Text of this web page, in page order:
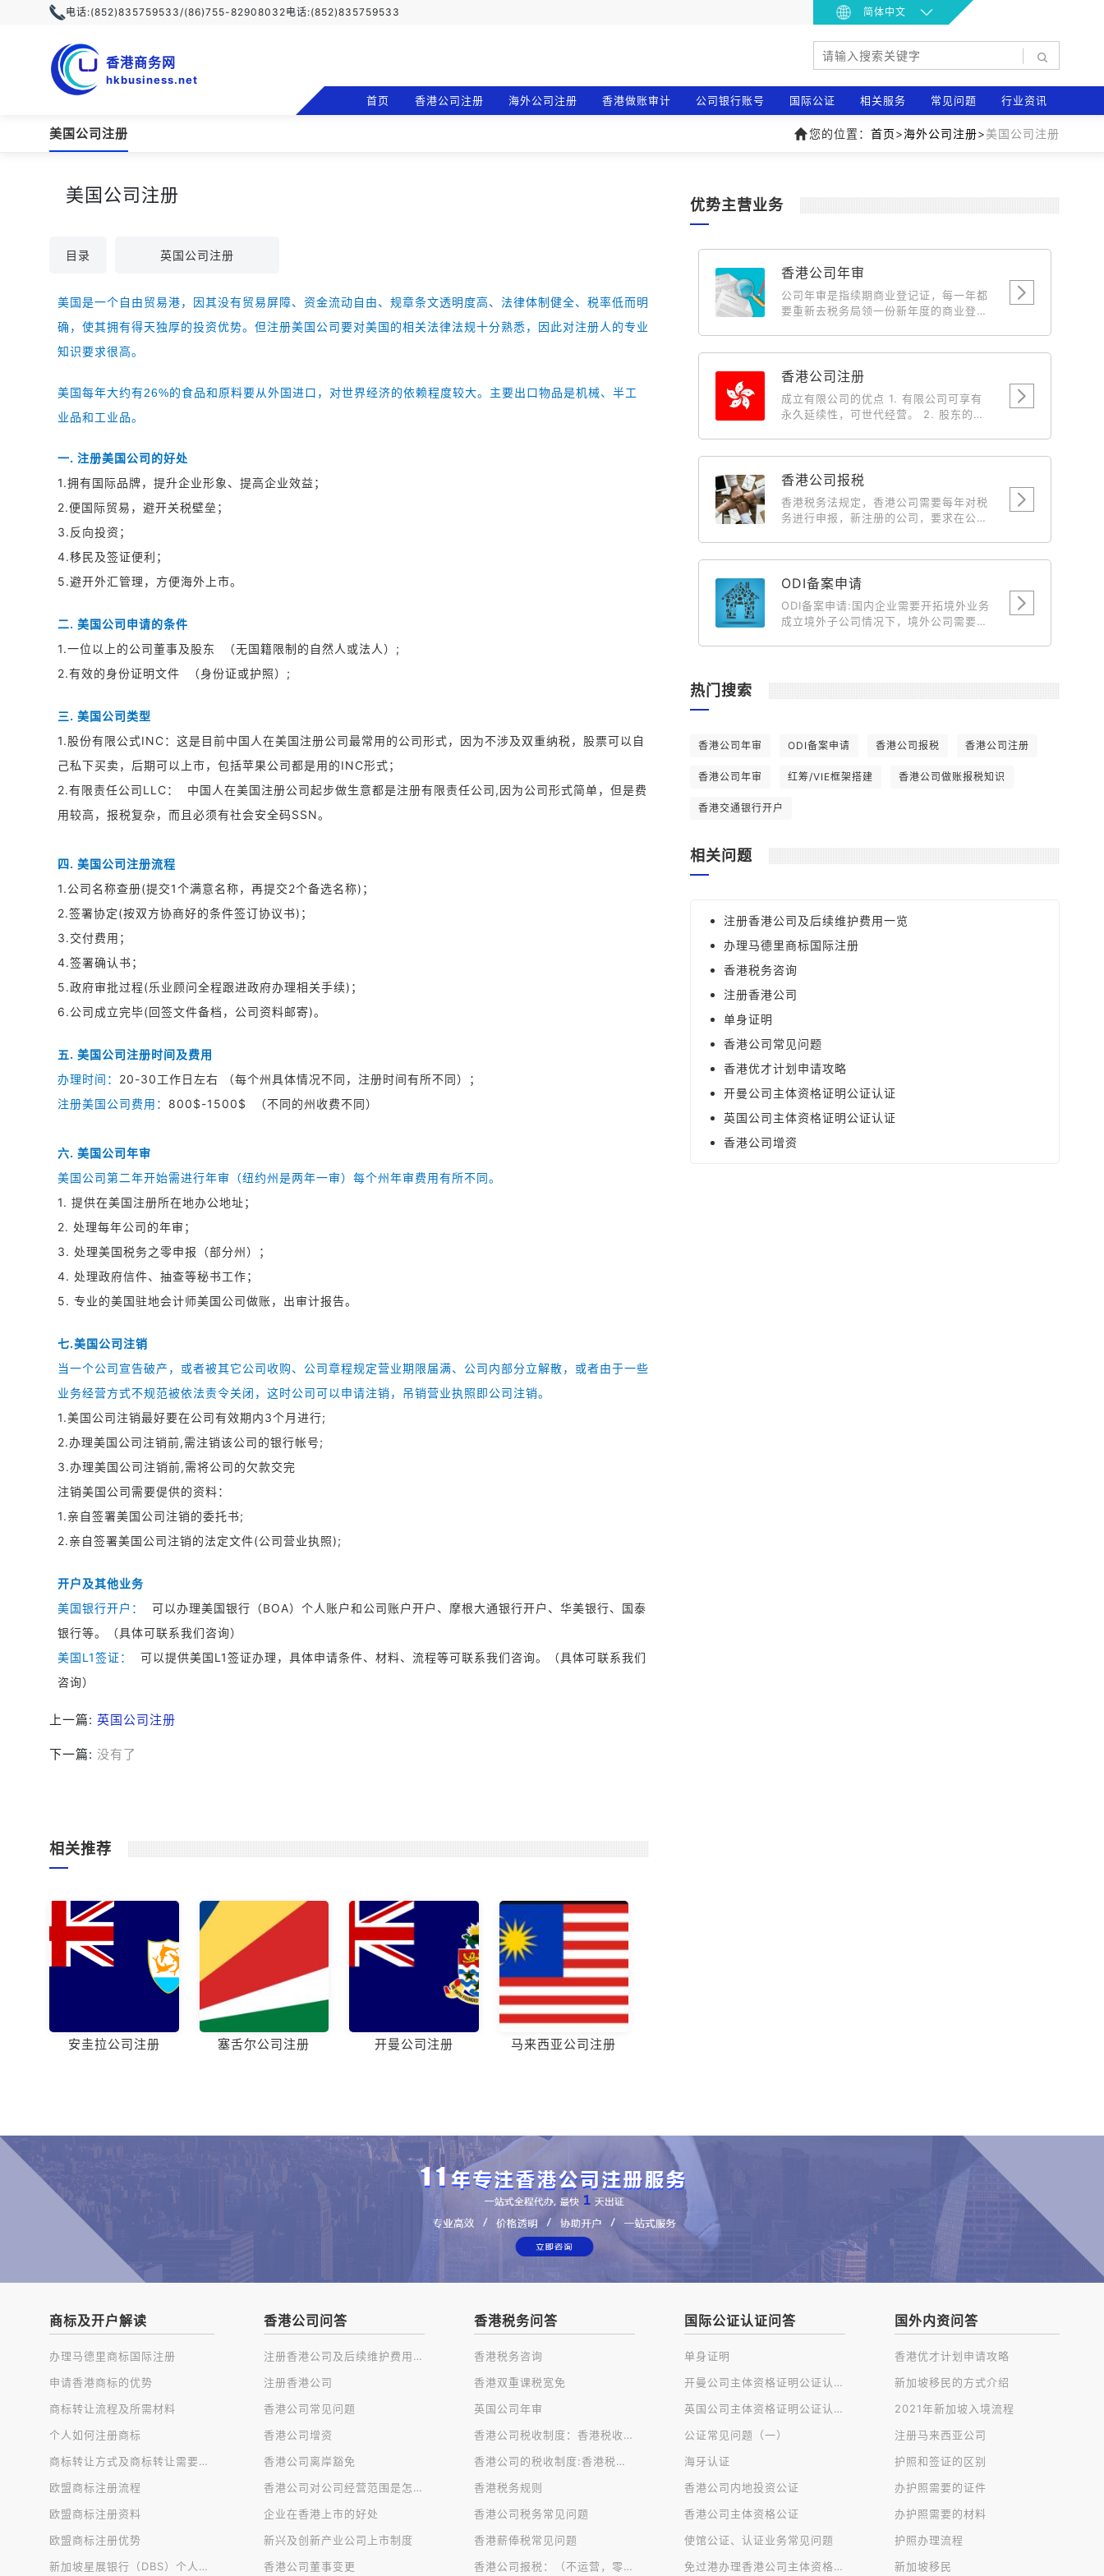
电话:(852)835759533/(86)755-82908032电话:(852)835759533 简体中文
香港商务网
hkbusiness.net
首页 香港公司注册 海外公司注册 香港做账审计 公司银行账号 国际公证 相关服务 常见问题 行业资讯
美国公司注册 您的位置： 首页>海外公司注册>美国公司注册
美国公司注册
目录 英国公司注册
美国是一个自由贸易港，因其没有贸易屏障、资金流动自由、规章条文透明度高、法律体制健全、税率低而明
确，使其拥有得天独厚的投资优势。但注册美国公司要对美国的相关法律法规十分熟悉，因此对注册人的专业
知识要求很高。
美国每年大约有26%的食品和原料要从外国进口，对世界经济的依赖程度较大。主要出口物品是机械、半工
业品和工业品。
一. 注册美国公司的好处
1.拥有国际品牌，提升企业形象、提高企业效益；
2.便国际贸易，避开关税壁垒；
3.反向投资；
4.移民及签证便利；
5.避开外汇管理，方便海外上市。
二. 美国公司申请的条件
1.一位以上的公司董事及股东 （无国籍限制的自然人或法人）;
2.有效的身份证明文件 （身份证或护照）;
三. 美国公司类型
1.股份有限公式INC：这是目前中国人在美国注册公司最常用的公司形式，因为不涉及双重纳税，股票可以自
己私下买卖，后期可以上市，包括苹果公司都是用的INC形式；
2.有限责任公司LLC： 中国人在美国注册公司起步做生意都是注册有限责任公司,因为公司形式简单，但是费
用较高，报税复杂，而且必须有社会安全码SSN。
四. 美国公司注册流程
1.公司名称查册(提交1个满意名称，再提交2个备选名称)；
2.签署协定(按双方协商好的条件签订协议书)；
3.交付费用；
4.签署确认书；
5.政府审批过程(乐业顾问全程跟进政府办理相关手续)；
6.公司成立完毕(回签文件备档，公司资料邮寄)。
五. 美国公司注册时间及费用
办理时间： 20-30工作日左右 （每个州具体情况不同，注册时间有所不同）；
注册美国公司费用： 800$-1500$ （不同的州收费不同）
六. 美国公司年审
美国公司第二年开始需进行年审（纽约州是两年一审）每个州年审费用有所不同。
1. 提供在美国注册所在地办公地址；
2. 处理每年公司的年审；
3. 处理美国税务之零申报（部分州）；
4. 处理政府信件、抽查等秘书工作；
5. 专业的美国驻地会计师美国公司做账，出审计报告。
七.美国公司注销
当一个公司宣告破产，或者被其它公司收购、公司章程规定营业期限届满、公司内部分立解散，或者由于一些
业务经营方式不规范被依法责令关闭，这时公司可以申请注销，吊销营业执照即公司注销。
1.美国公司注销最好要在公司有效期内3个月进行;
2.办理美国公司注销前,需注销该公司的银行帐号;
3.办理美国公司注销前,需将公司的欠款交完
注销美国公司需要偍供的资料：
1.亲自签署美国公司注销的委托书;
2.亲自签署美国公司注销的法定文件(公司营业执照);
开户及其他业务
美国银行开户： 可以办理美国银行（BOA）个人账户和公司账户开户、摩根大通银行开户、华美银行、国泰
银行等。（具体可联系我们咨询）
美国L1签证：
可以提供美国L1签证办理，具体申请条件、材料、流程等可联系我们咨询。（具体可联系我们
咨询）
上一篇: 英国公司注册
下一篇: 没有了
相关推荐
安圭拉公司注册 塞舌尔公司注册 开曼公司注册 马来西亚公司注册
优势主营业务
香港公司年审
公司年审是指续期商业登记证，每一年都
要重新去税务局领一份新年度的商业登记
香港公司注册
成立有限公司的优点 1. 有限公司可享有
永久延续性，可世代经营。 2. 股东的私
各股东(投资者)之权益，因此较容易集合
资金。 4. 成立有限公司后，中国、台湾
务签証将获优先考虑。 5. 有限公司的债
务有限，经营生意上的风险，一概不会牵
7. 以有限公司经营业务，可以给与客户、
供应商及银行良好印象，有助业务发展。
成立有限公司的税务优惠 1. 可全数扣除
董事 (东主) 及其配偶之薪金可作为支出
全球最低。 6. 可全数扣除支出如楼宇和
之折旧免税额。
香港公司报税
香港税务法规定，香港公司需要每年对税
务进行申报，新注册的公司，要求在公司
港公司每年需要申报一次税务情况。
ODI备案申请
ODI备案申请:国内企业需要开拓境外业务
成立境外子公司情况下，境外公司需要国
委发起申请对这笔资金的汇出做合规合法
化说明。
热门搜索
香港公司年审 ODI备案申请 香港公司报税 香港公司注册
香港公司年审 红筹/VIE框架搭建 香港公司做账报税知识
香港交通银行开户
相关问题
注册香港公司及后续维护费用一览
办理马德里商标国际注册
香港税务咨询
注册香港公司
单身证明
香港公司常见问题
香港优才计划申请攻略
开曼公司主体资格证明公证认证
英国公司主体资格证明公证认证
香港公司增资
商标及开户解读
办理马德里商标国际注册
申请香港商标的优势
商标转让流程及所需材料
个人如何注册商标
商标转让方式及商标转让需要注意的问题
欧盟商标注册流程
欧盟商标注册资料
欧盟商标注册优势
新加坡星展银行（DBS）个人账户开户
香港公司问答
注册香港公司及后续维护费用一览
注册香港公司
香港公司常见问题
香港公司增资
香港公司离岸豁免
香港公司对公司经营范围是怎样规定的？
企业在香港上市的好处
新兴及创新产业公司上市制度
香港公司董事变更
香港税务问答
香港税务咨询
香港双重课税宽免
英国公司年审
香港公司税收制度：香港税收种类
香港公司的税收制度:香港税制的特点
香港税务规则
香港公司税务常见问题
香港薪俸税常见问题
香港公司报税：（不运营，零申报）
国际公证认证问答
单身证明
开曼公司主体资格证明公证认证
英国公司主体资格证明公证认证
公证常见问题（一）
海牙认证
香港公司内地投资公证
香港公司主体资格公证
使馆公证、认证业务常见问题
免过港办理香港公司主体资格公证认证
国外内资问答
香港优才计划申请攻略
新加坡移民的方式介绍
2021年新加坡入境流程
注册马来西亚公司
护照和签证的区别
办护照需要的证件
办护照需要的材料
护照办理流程
新加坡移民